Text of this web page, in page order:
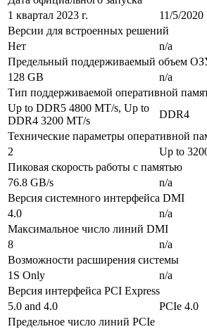
1 квартал 2023 г.
11/5/2020
Версии для встроенных решений
Нет
n/a
Предельный поддерживаемый объем
128 GB
n/a
Тип поддерживаемой оперативной
Up to DDR5 4800 MT/s, Up to
DDR4 3200 MT/s
DDR4
Технические параметры оперативной
2
Up to
Пиковая скорость работы с памятью
76.8 GB/s
n/a
Версия системного интерфейса DMI
4.0
n/a
Максимальное число линий DMI
8
n/a
Возможности расширения системы
1S Only
n/a
Версия интерфейса PCI Express
5.0 and 4.0
PCIe 4.0
Предельное число линий PCIe